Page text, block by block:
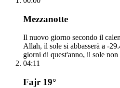
Mezzanotte
Il nuovo giorno secondo il
Allah, il sole si abbasserà a -
giorni di quest'anno, il sole non
04:11
Fajr 19°